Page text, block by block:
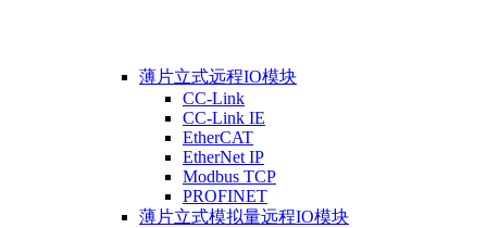
薄片立式远程IO模块
CC-Link
CC-Link IE
EtherCAT
EtherNet IP
Modbus TCP
PROFINET
薄片立式模拟量远程IO模块